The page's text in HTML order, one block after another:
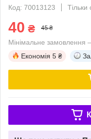
Код: 70013123
Тільки
40 ₴ 45 ₴
Мінімальне замовлення
Економія 5 ₴